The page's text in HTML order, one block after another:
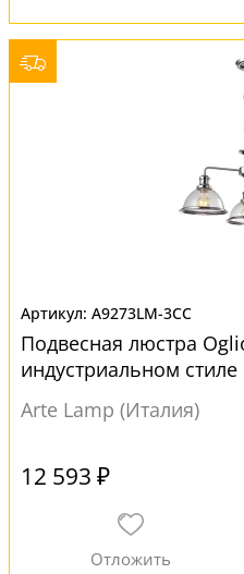
A9273LM-3CC
Подвесная люстра
индустриальном стиле
Arte Lamp (Италия)
12 593 ₽